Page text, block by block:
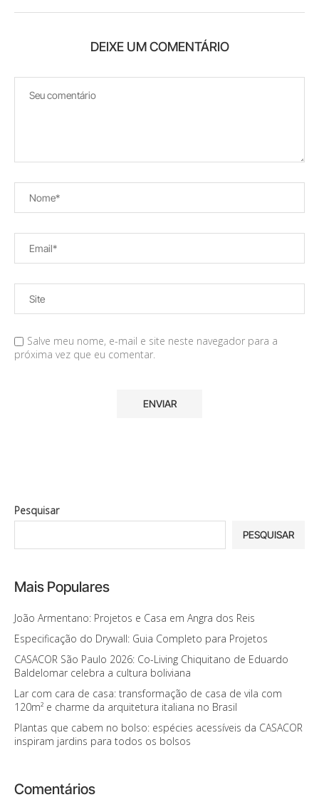
DEIXE UM COMENTÁRIO
Salve meu nome, e-mail e site neste navegador para a
próxima vez que eu comentar.
Pesquisar
PESQUISAR
Mais Populares
João Armentano: Projetos e Casa em Angra dos Reis
Especificação do Drywall: Guia Completo para Projetos
CASACOR São Paulo 2026: Co-Living Chiquitano de Eduardo
Baldelomar celebra a cultura boliviana
Lar com cara de casa: transformação de casa de vila com
120m² e charme da arquitetura italiana no Brasil
Plantas que cabem no bolso: espécies acessíveis da CASACOR
inspiram jardins para todos os bolsos
Comentários